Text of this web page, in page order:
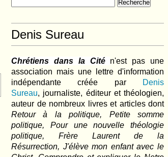
Denis Sureau
Chrétiens dans la Cité
n'est pas une
association mais une lettre d'information
indépendante créée par
Denis
Sureau, journaliste, éditeur et théologien,
auteur de nombreux livres et articles dont
Retour à la politique, Petite somme
politique, Pour une nouvelle théologie
politique, Frère Laurent de la
Résurrection, J'élève mon enfant avec le